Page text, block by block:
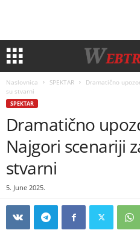
Naslovnica SPEKTAR
Dramatično
su stvarni
SPEKTAR
Dramatično
Najgori scenariji
stvarni
5. June 2025.